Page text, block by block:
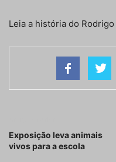
Leia a história do
Exposição leva animais
vivos para a escola